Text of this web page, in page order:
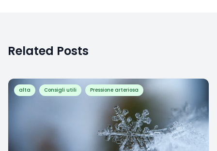
Related Posts
alta Consigli utili Pressione arteriosa